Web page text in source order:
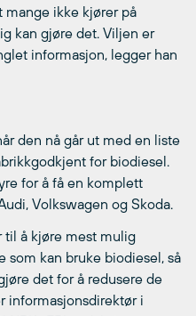
ikke kjører på
kan gjøre det. Viljen er
informasjon, legger han
den nå går ut med en liste
for biodiesel.
for å få en komplett
Volkswagen og Skoda.
til å kjøre mest mulig
som kan bruke biodiesel, så
det for å redusere de
informasjonsdirektør i